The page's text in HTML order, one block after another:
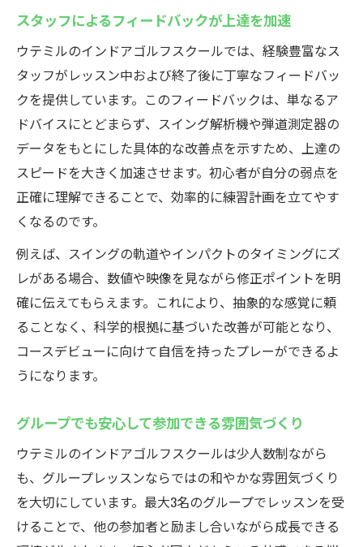
スタッフによるフィードバックが上達を加速
ウテミルのインドアゴルフスクールでは、経験豊富なス
タッフがレッスン中および終了後に丁寧なフィードバッ
クを提供しています。このフィードバックは、単なるア
ドバイスにとどまらず、スイング解析機や弾道測定器の
データをもとにした具体的な改善点を示すため、上達の
スピードを大きく加速させます。初心者が自分の弱点を
正確に理解できることで、効率的に練習計画を立てやす
くなるのです。
例えば、スイングの軌道やインパクトのタイミングにズ
レがある場合、数値や映像を見ながら修正ポイントを明
確に伝えてもらえます。これにより、抽象的な感覚に頼
ることなく、科学的根拠に基づいた改善が可能となり、
コースデビューに向けて自信を持ったプレーができるよ
うになります。
グループでも安心して参加できる雰囲気づくり
ウテミルのインドアゴルフスクールは少人数制ながら
も、グループレッスンならではの和やかな雰囲気づくり
を大切にしています。最大3名のグループでレッスンを受
けることで、他の参加者と励まし合いながら成長できる